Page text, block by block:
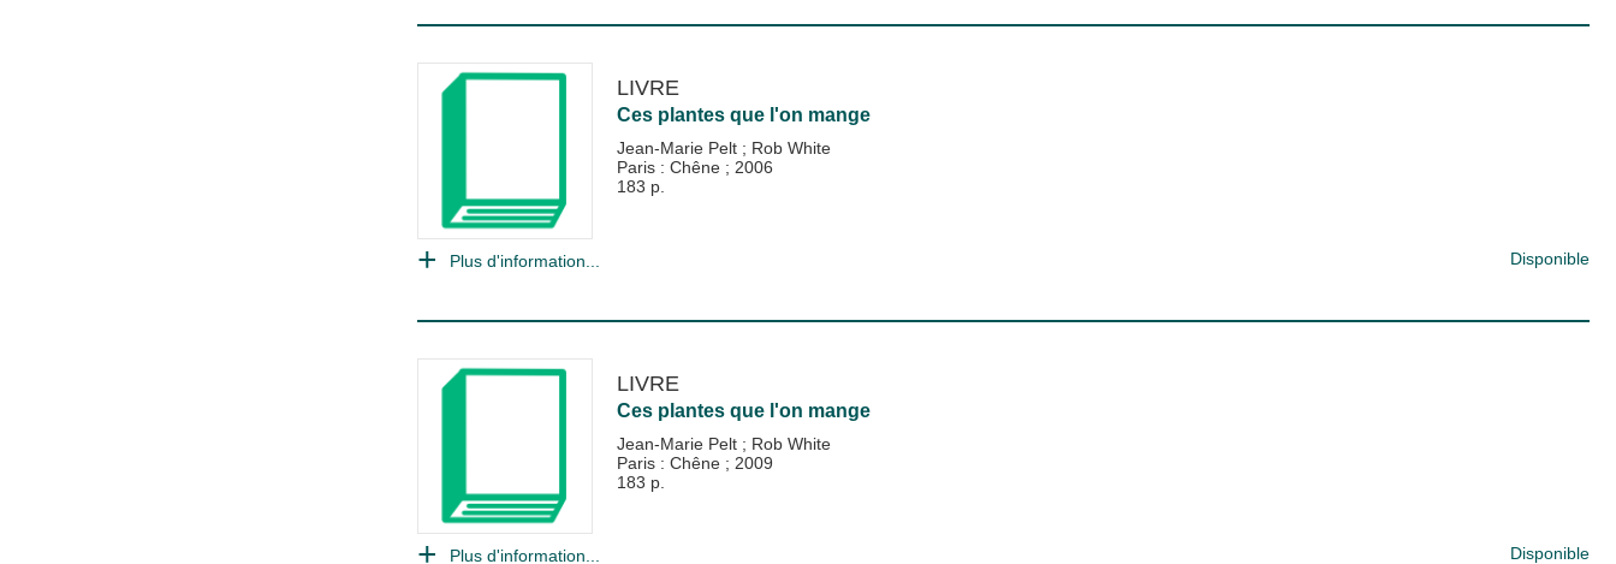
LIVRE
Ces plantes que l'on mange
Jean-Marie Pelt ; Rob White
Paris : Chêne ; 2006
183 p.
Plus d'information... Disponible
LIVRE
Ces plantes que l'on mange
Jean-Marie Pelt ; Rob White
Paris : Chêne ; 2009
183 p.
Plus d'information... Disponible